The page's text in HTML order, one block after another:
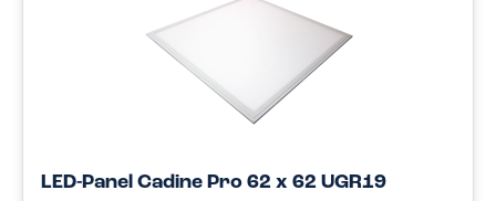
LED-Panel Cadine Pro 62 x 62 UGR19